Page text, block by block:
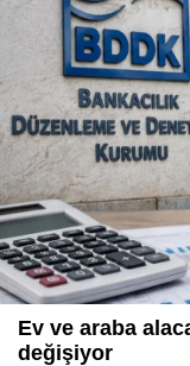
Ev ve araba
değişiyor